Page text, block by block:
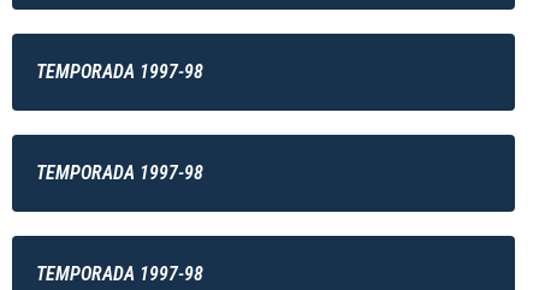
TEMPORADA 1997-98
TEMPORADA 1997-98
TEMPORADA 1997-98